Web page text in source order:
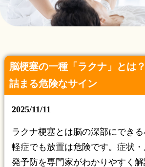
脳梗塞の一種「ラクナ」とは
詰まる危険なサイン
2025/11/11
ラクナ梗塞とは脳の深部にできる
軽症でも放置は危険です。症状
発予防を専門家がわかりやすく